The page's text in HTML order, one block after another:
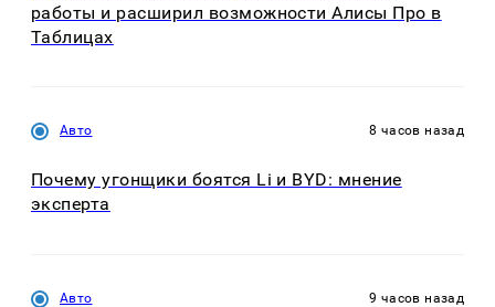
работы и расширил возможности Алисы Про в
Таблицах
Авто 8 часов назад
Почему угонщики боятся Li и BYD: мнение
эксперта
Авто 9 часов назад